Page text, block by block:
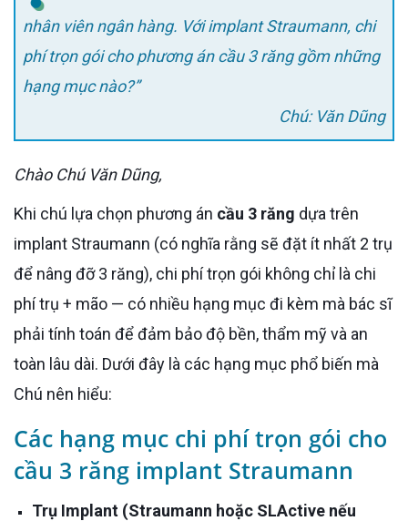
nhân viên ngân hàng. Với implant Straumann, chi
phí trọn gói cho phương án cầu 3 răng gồm những
hạng mục nào?”
Chú: Văn Dũng
Chào Chú Văn Dũng,
Khi chú lựa chọn phương án cầu 3 răng dựa trên
implant Straumann (có nghĩa rằng sẽ đặt ít nhất 2 trụ
để nâng đỡ 3 răng), chi phí trọn gói không chỉ là chi
phí trụ + mão — có nhiều hạng mục đi kèm mà bác sĩ
phải tính toán để đảm bảo độ bền, thẩm mỹ và an
toàn lâu dài. Dưới đây là các hạng mục phổ biến mà
Chú nên hiểu:
Các hạng mục chi phí trọn gói cho
cầu 3 răng implant Straumann
Trụ Implant (Straumann hoặc SLActive nếu